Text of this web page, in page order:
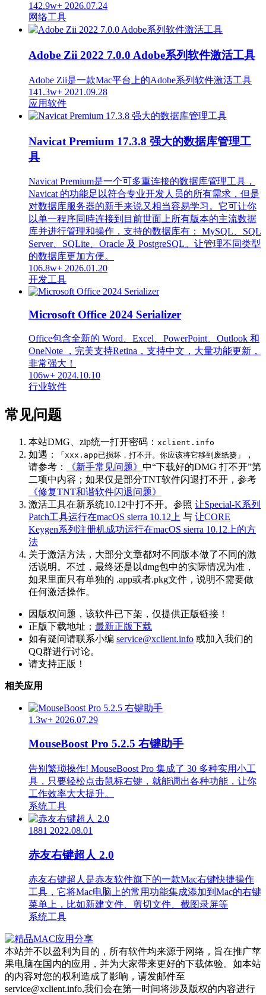
142.9w+ 2026.07.24
网络工具
Adobe Zii 2022 7.0.0 Adobe系列软件激活工具
Adobe Zii是一款Mac平台上的Adobe系列软件激活工具
141.3w+ 2021.09.28
应用软件
Navicat Premium 17.3.8 强大的数据库管理工
具
Navicat Premium是一个可多重连接的数据库管理工具，
Navicat 的功能足以符合专业开发人员的所有需求，但是
对数据库服务器的新手来说又相当容易学习。它可让你
以单一程序同時连接到目前世面上所有版本的主流数据
库并进行管理和操作，支持的数据库有： MySQL、SQL
Server、SQLite、Oracle 及 PostgreSQL。让管理不同类型
的数据库更加方便。
106.8w+ 2026.01.20
开发工具
Microsoft Office 2024 Serializer
Office包含全新的 Word、Excel、PowerPoint、Outlook 和
OneNote ，完美支持Retina，支持中文，大量功能更新，
非常强大！
106w+ 2024.10.10
行业软件
常见问题
本站DMG、zip统一打开密码： xclient.info
如遇： 「xxx.app已损坏，打不开。你应该将它移到废纸篓」
，
请参考：
《新手常见问题》 中“下载好的DMG 打不开”第
二项中内容；如果仅是部分TNT软件闪退打不开，参考
《修复TNT和谐软件闪退问题》
激活工具在新系统10.12中打不开。参照 让Special-K系列
Patch工具运行在macOS sierra 10.12上 与 让CORE
Keygen系列注册机成功运行在macOS sierra 10.12上的方
法
关于激活方法，大部分文章都对不同版本做了不同的激
活说明。不过，最终还是以dmg包中的实际情况为准，
如果里面只有单独的 .app或者.pkg文件，说明不需要做
任何激活操作。
因版权问题，该软件已下架，仅提供正版链接！
正版下载地址： 最新正版下载
如有疑问请联系小编 service@xclient.info 或加入我们的
QQ群进行讨论。
请支持正版！
相关应用
1.3w+ 2026.07.29
MouseBoost Pro 5.2.5 右键助手
告别繁琐操作! MouseBoost Pro 集成了 30 多种实用小工
具，只要轻松点击鼠标右键，就能调出各种功能，让你
工作效率大大提升。
系统工具
1881 2022.08.01
赤友右键超人 2.0
赤友右键超人是赤友软件旗下的一款Mac右键快捷操作
工具，它将Mac电脑上的常用功能集成添加到Mac的右键
菜单上，比如新建文件、剪切文件、截图录屏等
系统工具
本站并不以盈利为目的，所有软件均来源于网络，旨在推广苹
果电脑在国内的应用，并为大家带来更好的下载体验。如本站
的内容对您的权利造成了影响，请发邮件至
service@xclient.info,我们会在第一时间将涉及版权的内容进行